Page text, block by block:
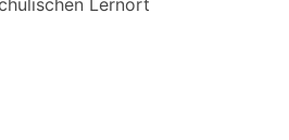
Lernort